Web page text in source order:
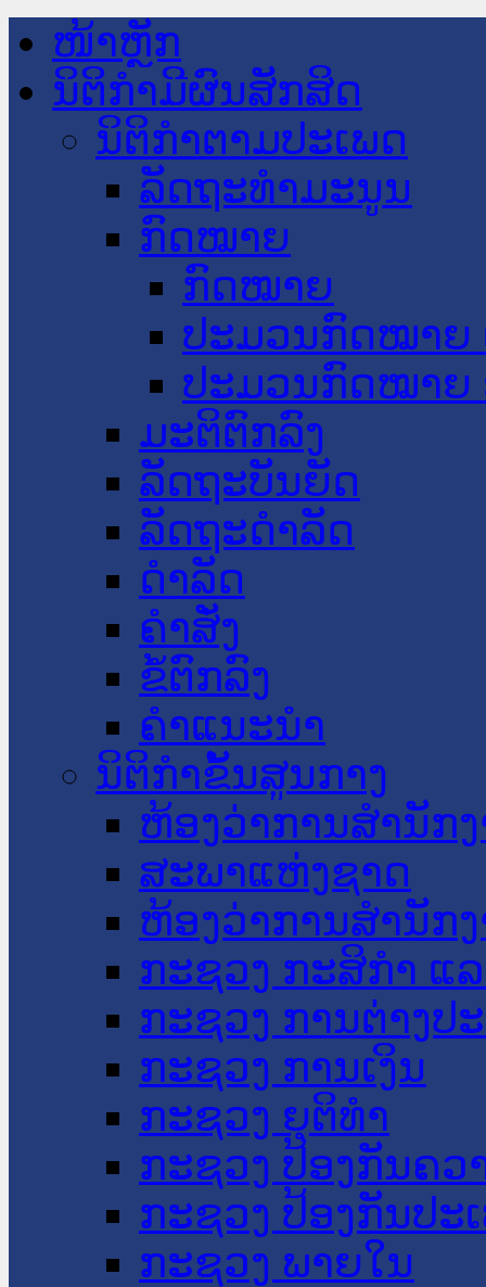
ໜ້າຫຼັກ
ນິຕິກໍາມີຜົນສັກສິດ
ນິຕິກໍາຕາມປະເພດ
ລັດຖະທໍາມະນູນ
ກົດໝາຍ
ກົດໝາຍ
ປະມວນກົດໝາຍ
ປະມວນກົດໝາຍ
ມະຕິຕົກລົງ
ລັດຖະບັນຍັດ
ລັດຖະດໍາລັດ
ດໍາລັດ
ຄໍາສັ່ງ
ຂໍ້ຕົກລົງ
ຄໍາແນະນໍາ
ນິຕິກໍາຂັ້ນສູນກາງ
ຫ້ອງວ່າການສໍານັກ
ສະພາແຫ່ງຊາດ
ຫ້ອງວ່າການສຳນັກ
ກະຊວງ ກະສິກຳ ແ
ກະຊວງ ການຕ່າງປ
ກະຊວງ ການເງິນ
ກະຊວງ ຍຸຕິທໍາ
ກະຊວງ ປ້ອງກັນຄວ
ກະຊວງ ປ້ອງກັນປະ
ກະຊວງ ພາຍໃນ